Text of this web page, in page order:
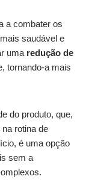
a combater os
saudável e
uma redução de
tornando-a mais
do produto, que,
rotina de
é uma opção
sem a